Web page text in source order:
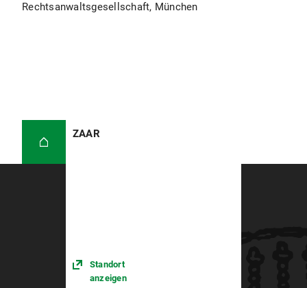
Rechtsanwaltsgesellschaft, München
ZAAR
Standort
anzeigen